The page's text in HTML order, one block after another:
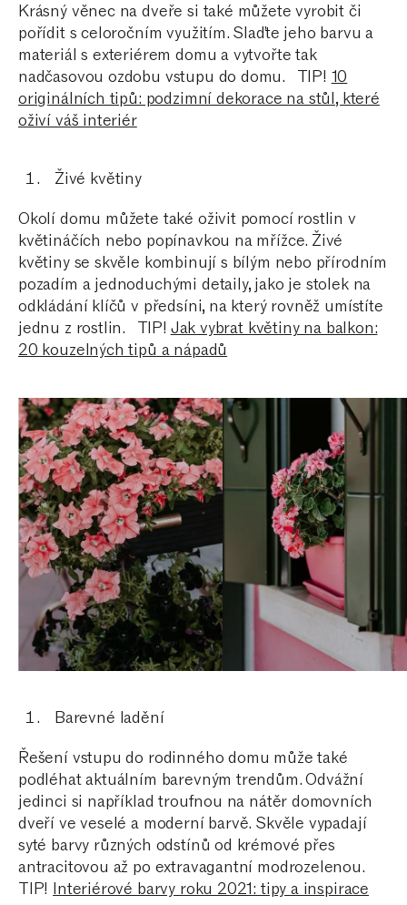
Krásný věnec na dveře si také můžete vyrobit či
pořídit s celoročním využitím. Slaďte jeho barvu a
materiál s exteriérem domu a vytvořte tak
nadčasovou ozdobu vstupu do domu.
TIP! 10
originálních tipů: podzimní dekorace na stůl, které
oživí váš interiér
Živé květiny
Okolí domu můžete také oživit pomocí rostlin v
květináčích nebo popínavkou na mřížce. Živé
květiny se skvěle kombinují s bílým nebo přírodním
pozadím a jednoduchými detaily, jako je stolek na
odkládání klíčů v předsíni, na který rovněž umístíte
jednu z rostlin.
TIP! Jak vybrat květiny na balkon:
20 kouzelných tipů a nápadů
Barevné ladění
Řešení vstupu do rodinného domu může také
podléhat aktuálním barevným trendům. Odvážní
jedinci si například troufnou na nátěr domovních
dveří ve veselé a moderní barvě. Skvěle vypadají
syté barvy různých odstínů od krémové přes
antracitovou až po extravagantní modrozelenou.
TIP! Interiérové barvy roku 2021: tipy a inspirace